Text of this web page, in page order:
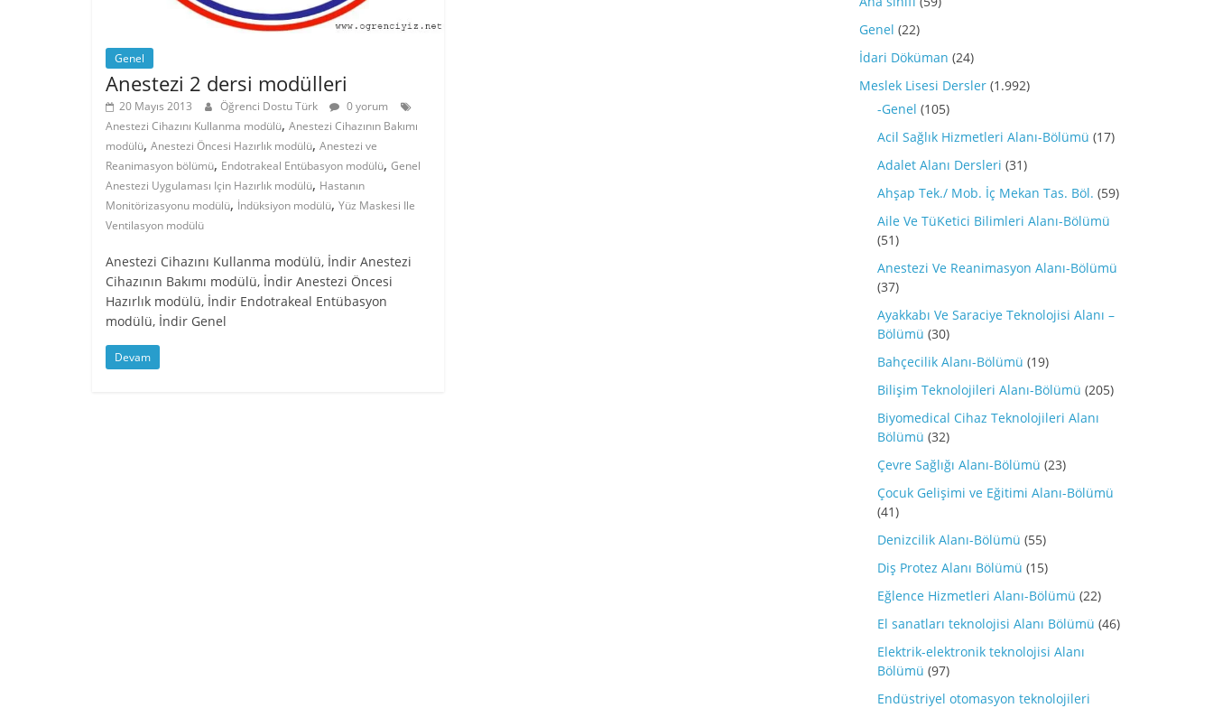
Genel
Anestezi 2 dersi modülleri
20 Mayıs 2013 Öğrenci Dostu Türk
0 yorum
Anestezi Cihazını Kullanma modülü, Anestezi Cihazının Bakımı
modülü, Anestezi Öncesi Hazırlık modülü, Anestezi ve
Reanimasyon bölümü, Endotrakeal Entübasyon modülü, Genel
Anestezi Uygulaması Için Hazırlık modülü, Hastanın
Monitörizasyonu modülü, İndüksiyon modülü, Yüz Maskesi Ile
Ventilasyon modülü
Anestezi Cihazını Kullanma modülü, İndir Anestezi
Cihazının Bakımı modülü, İndir Anestezi Öncesi
Hazırlık modülü, İndir Endotrakeal Entübasyon
modülü, İndir Genel
Devam
Genel (22)
İdari Döküman (24)
Meslek Lisesi Dersler (1.992)
-Genel (105)
Acil Sağlık Hizmetleri Alanı-Bölümü (17)
Adalet Alanı Dersleri (31)
Ahşap Tek./ Mob. İç Mekan Tas. Böl. (59)
Aile Ve TüKetici Bilimleri Alanı-Bölümü
(51)
Anestezi Ve Reanimasyon Alanı-Bölümü
(37)
Ayakkabı Ve Saraciye Teknolojisi Alanı –
Bölümü (30)
Bahçecilik Alanı-Bölümü (19)
Bilişim Teknolojileri Alanı-Bölümü (205)
Biyomedical Cihaz Teknolojileri Alanı
Bölümü (32)
Çevre Sağlığı Alanı-Bölümü (23)
Çocuk Gelişimi ve Eğitimi Alanı-Bölümü
(41)
Denizcilik Alanı-Bölümü (55)
Diş Protez Alanı Bölümü (15)
Eğlence Hizmetleri Alanı-Bölümü (22)
El sanatları teknolojisi Alanı Bölümü (46)
Elektrik-elektronik teknolojisi Alanı
Bölümü (97)
Endüstriyel otomasyon teknolojileri